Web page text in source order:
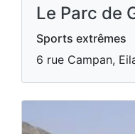
Le Parc de
Sports extrêmes
6 rue Campan,